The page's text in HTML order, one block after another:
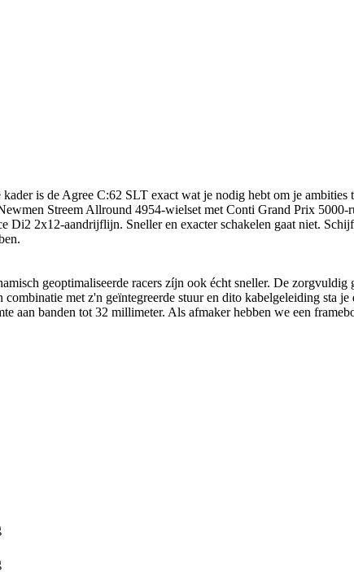
is de Agree C:62 SLT exact wat je nodig hebt om je
Streem Allround 4954-wielset met Conti Grand Prix
Di2 2x12-aandrijflijn. Sneller en exacter schakelen gaat niet.
geoptimaliseerde racers zíjn ook écht sneller. De
met z'n geïntegreerde stuur en dito kabelgeleiding sta
aan banden tot 32 millimeter. Als afmaker hebben we een